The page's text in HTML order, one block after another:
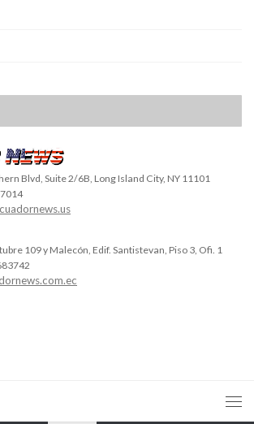
Blvd, Suite 2/6B, Long Island City, NY 11101
109 y Malecón, Edif. Santistevan, Piso 3, Ofi. 1